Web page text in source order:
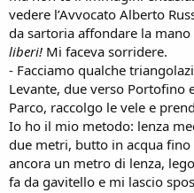
vedere l’Avvocato Alberto
da sartoria affondare la
liberi! Mi faceva sorridere.
- Facciamo qualche
Levante, due verso Portofino
Parco, raccolgo le vele e
Io ho il mio metodo: lenza
due metri, butto in acqua
ancora un metro di lenza,
fa da gavitello e mi lascio